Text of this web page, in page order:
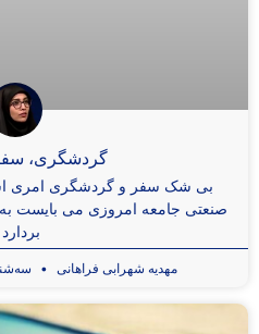
گردشگری،
بی شک سفر و گردشگری امری
صنعتی جامعه امروزی می بایست
مهدیه شهرابی فراهانی سه‌شنبه 7